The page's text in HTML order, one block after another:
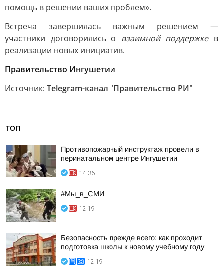
помощь в решении ваших проблем».
Встреча завершилась важным решением —
участники договорились о взаимной поддержкев
реализации новых инициатив.
Правительство Ингушетии
Источник: Telegram-канал "Правительство РИ"
ТОП
Противопожарный инструктаж провели в
перинатальном центре Ингушетии
14:36
#Мы_в_СМИ
12:19
Безопасность прежде всего: как проходит
подготовка школы к новому учебному году
12:19